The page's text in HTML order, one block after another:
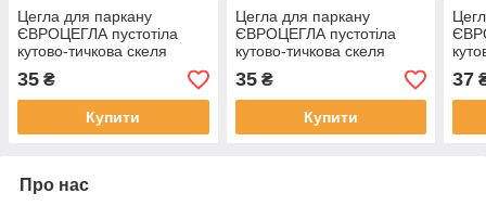
Цегла для паркану
ЄВРОЦЕГЛА пустотіла
кутово-тичкова скеля
220х90х65мм коричнева
35 ₴
Купити
Цегла для паркану
ЄВРОЦЕГЛА пустотіла
кутово-тичкова скеля
220х90х65мм червона
35₴
Купити
37
Про нас